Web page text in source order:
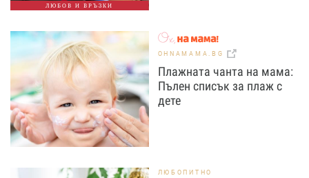
ЛЮБОВ И ВРЪЗКИ
OHNAMAMA.BG
Плажната чанта на мама:
Пълен списък за плаж с
дете
ЛЮБОПИТНО